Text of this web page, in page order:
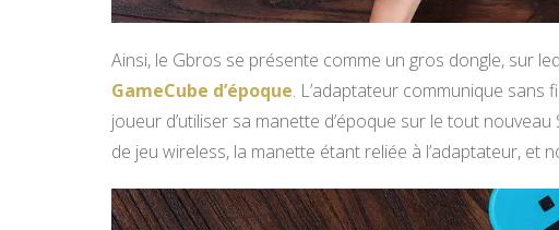
Ainsi, le Gbros se présente comme un gros dongle, sur
GameCube d’époque. L’adaptateur communique sans
joueur d’utiliser sa manette d’époque sur le tout
de jeu wireless, la manette étant reliée à l’adaptateur, et